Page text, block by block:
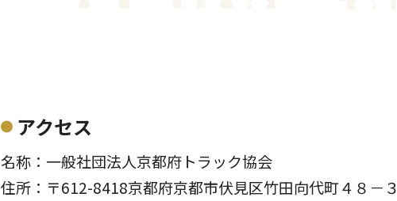
アクセス
名称：一般社団法人京都府トラック協会
住所：〒612-8418京都府京都市伏見区竹田向代町４８－３